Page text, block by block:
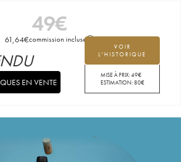
49€
61,64€commission incluse
VOIR
L'HISTORIQUE
MISE À PRIX:49€
ESTIMATION:80€
EN VENTE